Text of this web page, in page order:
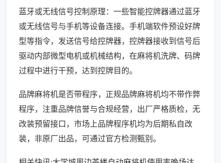
蓝牙或无线信号控制原理：一些智能控牌器通过蓝牙
或无线信号与手机等设备连接。手机端软件预设好牌
型等指令，发送信号给控牌器，控牌器接收到信号后
驱动内部微型电机或机械结构，在麻将机洗牌、码牌
过程中进行干预，达到控牌目的。
品牌麻将机是否带程序，正规品牌麻将机均不带作弊
程序，注重品牌信誉与合规经营，出厂严格质检，无
改装预留接口，市场上品牌程序机均为后期私自改
装，非原厂出品，可通过官方检测甄别。